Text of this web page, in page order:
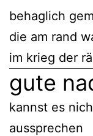
behaglich
die am rand
im krieg der
gute
kannst es
aussprechen